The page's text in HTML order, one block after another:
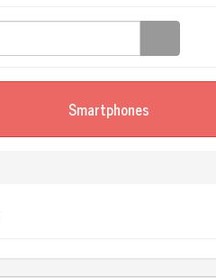
Smartphones